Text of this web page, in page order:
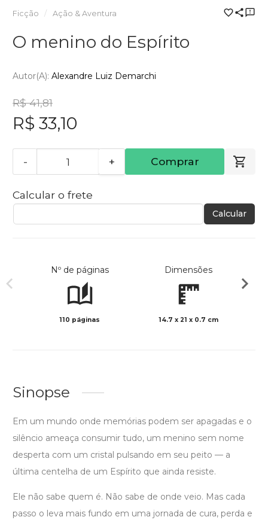
Ficção Ação & Aventura
O menino do Espírito
Autor(a): Alexandre Luiz Demarchi
R$ 41,81
R$ 33,10
- + Comprar
Calcular o frete
Calcular
Nº de páginas
110 páginas
Dimensões
14.7 x 21 x 0.7 cm
Sinopse
Em um mundo onde memórias podem ser apagadas e o
silêncio ameaça consumir tudo, um menino sem nome
desperta com um cristal pulsando em seu peito — a
última centelha de um Espírito que ainda resiste.
Ele não sabe quem é. Não sabe de onde veio. Mas cada
passo o leva mais fundo em uma jornada de cura, perda e